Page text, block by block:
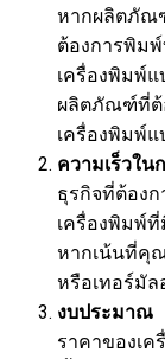
หากผลิตภัณ
ต้องการพิมพ์
เครื่องพิมพ์แ
ผลิตภัณฑ์ที่ต้
เครื่องพิมพ์แ
ความเร็วใน
ธุรกิจที่ต้อง
เครื่องพิมพ์ที่
หากเน้นที่คุ
หรือเทอร์มัล
งบประมาณ
ราคาของเ